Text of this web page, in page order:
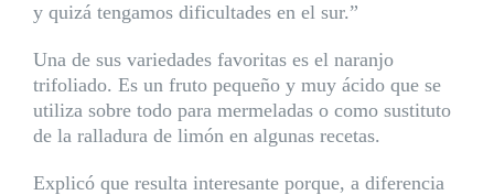
y quizá tengamos dificultades en el sur.”
Una de sus variedades favoritas es el naranjo
trifoliado. Es un fruto pequeño y muy ácido que se
utiliza sobre todo para mermeladas o como sustituto
de la ralladura de limón en algunas recetas.
Explicó que resulta interesante porque, a diferencia